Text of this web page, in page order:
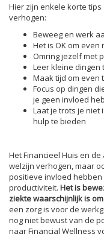
Hier zijn enkele korte
verhogen:
Beweeg en werk
Het is OK om even
Omring jezelf met
Leer kleine dingen
Maak tijd om even
Focus op dingen
je geen invloed
Laat je trots je niet
hulp te bieden
Het Financieel Huis en
welzijn verhogen, maar
positieve invloed
productiviteit. Het is
ziekte waarschijnlijk is
een zorg is voor de
nog niet bewust van de
naar Financial Wellness